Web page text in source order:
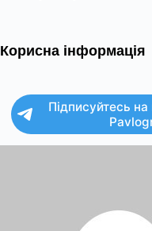
Корисна інформація
Підписуйтесь